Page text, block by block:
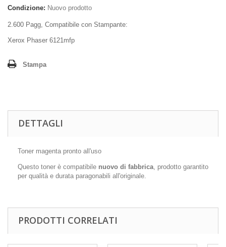
Condizione: Nuovo prodotto
2.600 Pagg, Compatibile con Stampante:
Xerox Phaser 6121mfp
Stampa
DETTAGLI
Toner magenta pronto all'uso
Questo toner è compatibile nuovo di fabbrica, prodotto garantito
per qualità e durata paragonabili all'originale.
PRODOTTI CORRELATI